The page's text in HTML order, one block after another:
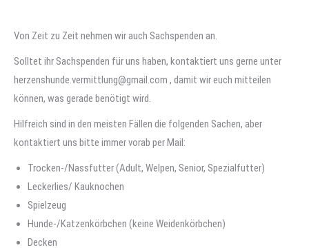
Von Zeit zu Zeit nehmen wir auch Sachspenden an.
Solltet ihr Sachspenden für uns haben, kontaktiert uns gerne unter
herzenshunde.vermittlung@gmail.com , damit wir euch mitteilen
können, was gerade benötigt wird.
Hilfreich sind in den meisten Fällen die folgenden Sachen, aber
kontaktiert uns bitte immer vorab per Mail:
Trocken-/Nassfutter (Adult, Welpen, Senior, Spezialfutter)
Leckerlies/ Kauknochen
Spielzeug
Hunde-/Katzenkörbchen (keine Weidenkörbchen)
Decken